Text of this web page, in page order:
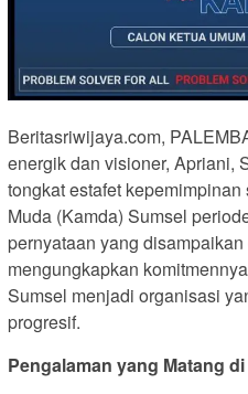
Beritasriwijaya.com,
energik dan visioner, Apriani,
tongkat estafet
Muda (Kamda) Sumsel
pernyataan yang
mengungkapkan
Sumsel menjadi organisasi
progresif.
Pengalaman yang Matang